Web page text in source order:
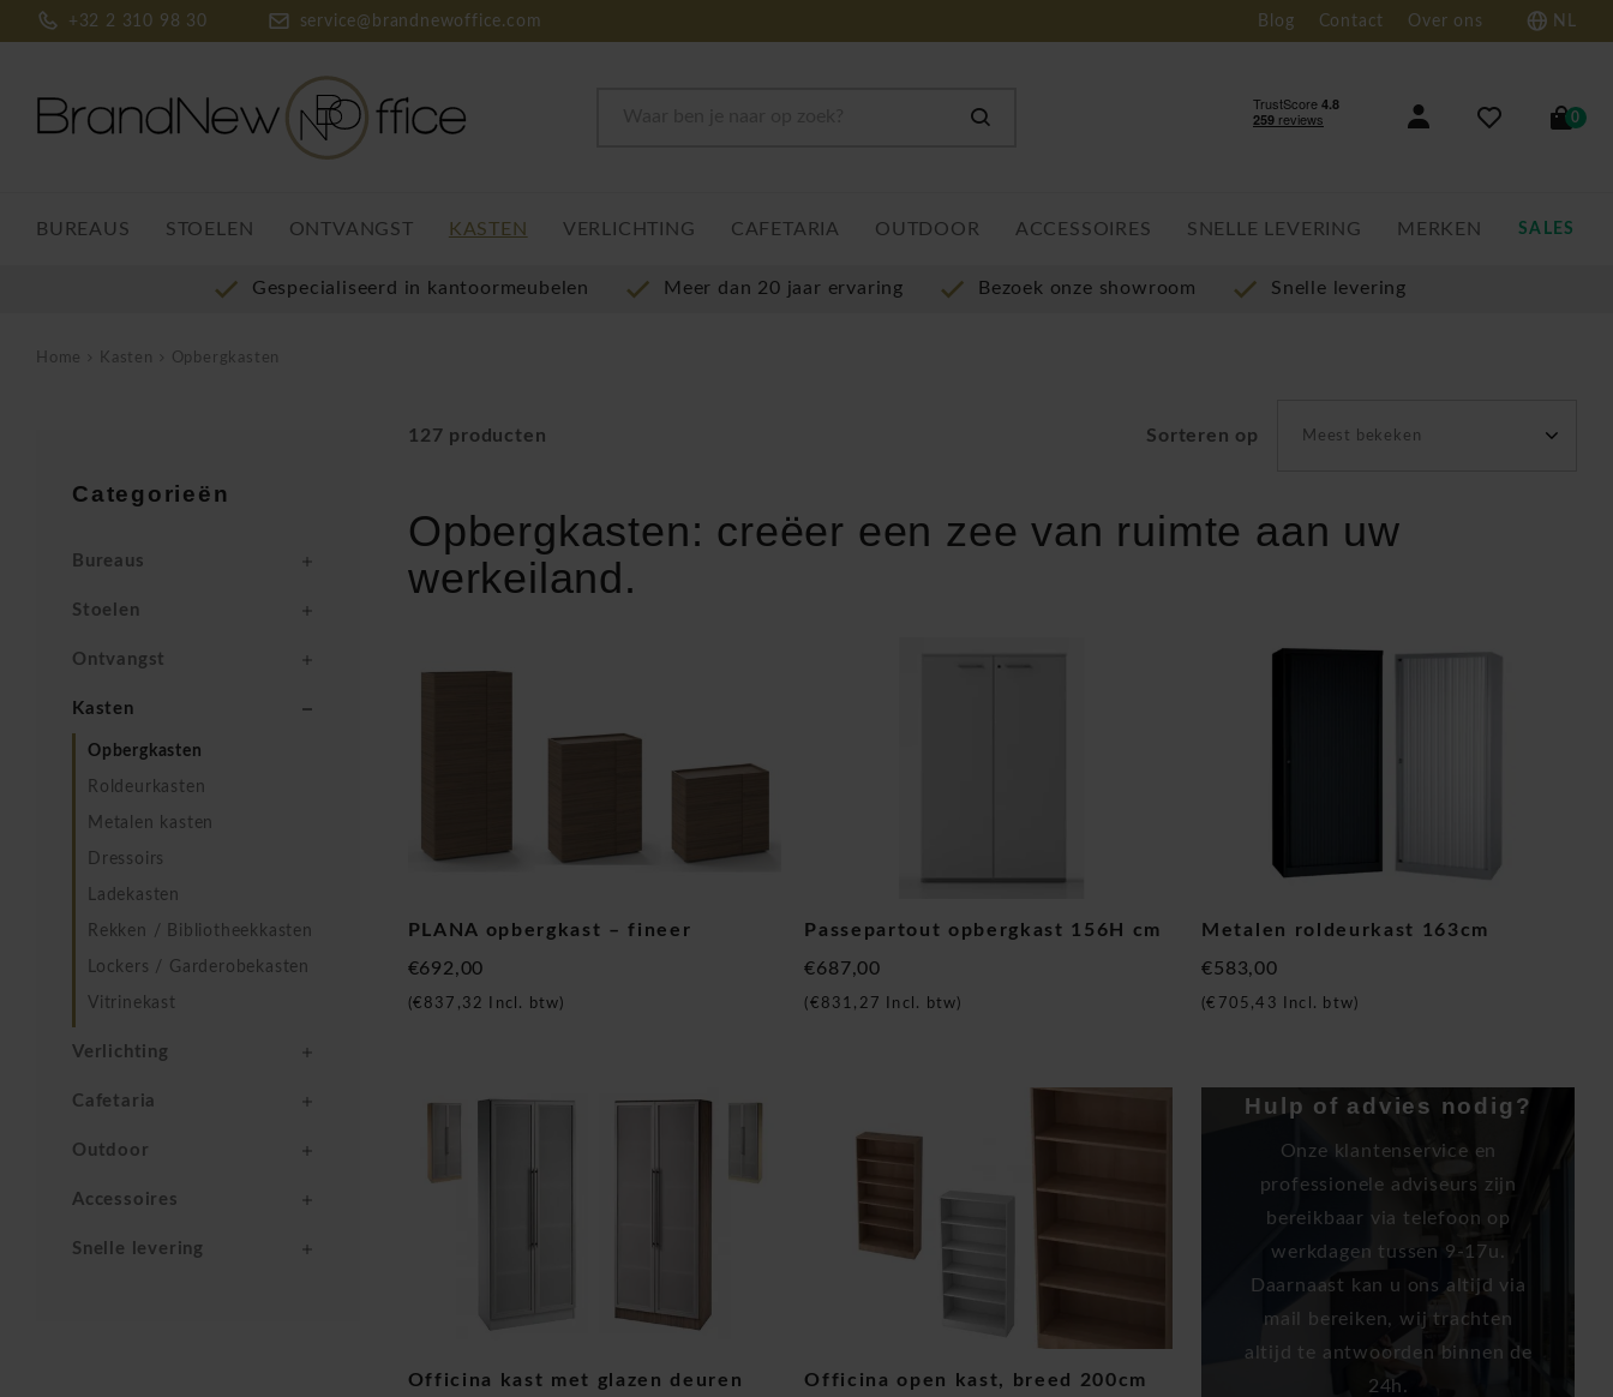
+32 2 310 98 30 service@brandnewoffice.com Blog Contact Over ons NL
0
BUREAUS STOELEN ONTVANGST KASTEN VERLICHTING CAFETARIA OUTDOOR ACCESSOIRES SNELLE LEVERING MERKEN SALES
Gespecialiseerd in kantoormeubelen Meer dan 20 jaar ervaring Bezoek onze showroom Snelle levering
Home Kasten Opbergkasten
Categorieën
Bureaus
Stoelen
Ontvangst
Kasten
Opbergkasten
Roldeurkasten
Metalen kasten
Dressoirs
Ladekasten
Rekken / Bibliotheekkasten
Lockers / Garderobekasten
Vitrinekast
Verlichting
Cafetaria
Outdoor
Accessoires
Snelle levering
127 producten Sorteren op Meest bekeken
Opbergkasten: creëer een zee van ruimte aan uw
werkeiland.
PLANA opbergkast – fineer
€692,00
(€837,32 Incl. btw)
Passepartout opbergkast 156H cm
€687,00
(€831,27 Incl. btw)
Metalen roldeurkast 163cm
€583,00
(€705,43 Incl. btw)
Officina kast met glazen deuren
Officina open kast, breed 200cm
Hulp of advies nodig?
Onze klantenservice en
professionele adviseurs zijn
bereikbaar via telefoon op
werkdagen tussen 9-17u.
Daarnaast kan u ons altijd via
mail bereiken, wij trachten
altijd te antwoorden binnen de
24h.